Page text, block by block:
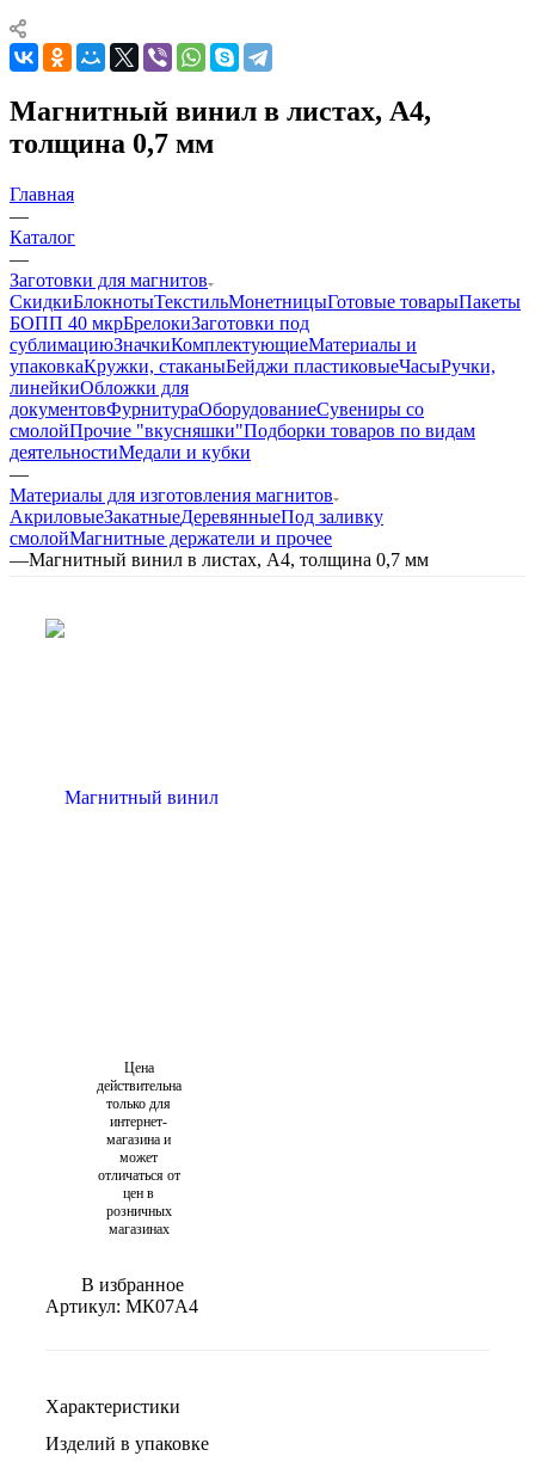
Магнитный винил в листах, А4,
толщина 0,7 мм
Главная
—
Каталог
—
Заготовки для магнитов
СкидкиБлокнотыТекстильМонетницыГотовые товарыПакеты
БОПП 40 мкрБрелокиЗаготовки под
сублимациюЗначкиКомплектующиеМатериалы и
упаковкаКружки, стаканыБейджи пластиковыеЧасыРучки,
линейкиОбложки для
документовФурнитураОборудованиеСувениры со
смолойПрочие "вкусняшки"Подборки товаров по видам
деятельностиМедали и кубки
—
Материалы для изготовления магнитов
АкриловыеЗакатныеДеревянныеПод заливку
смолойМагнитные держатели и прочее
—Магнитный винил в листах, А4, толщина 0,7 мм
Цена
действительна
только для
интернет-
магазина и
может
отличаться от
цен в
розничных
магазинах
В избранное
Артикул: МК07А4
Характеристики
Изделий в упаковке